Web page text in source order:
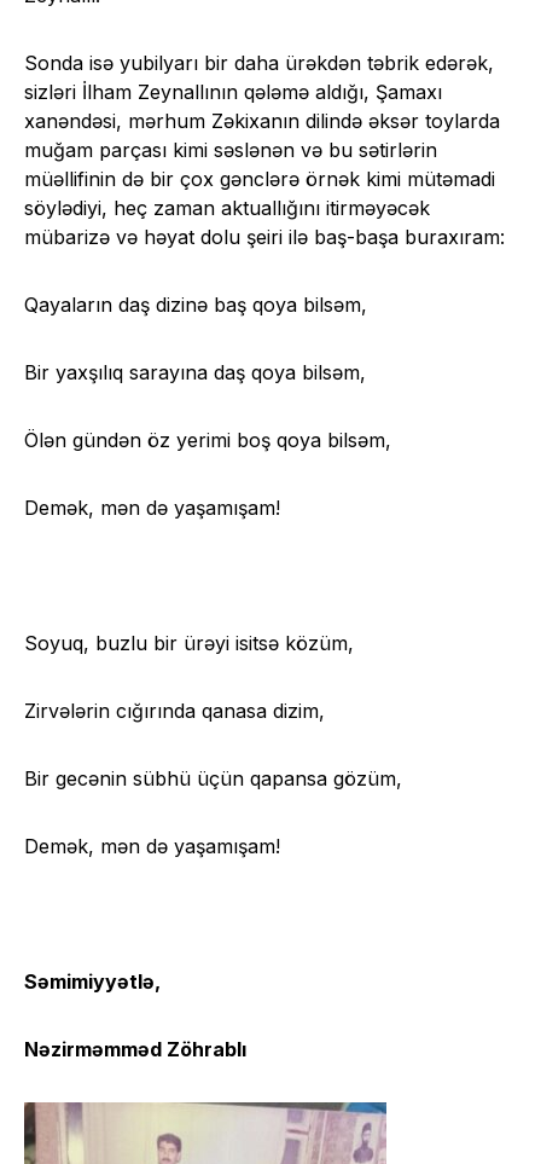
Sonda isə yubilyarı bir daha ürəkdən təbrik edərək,
sizləri İlham Zeynallının qələmə aldığı, Şamaxı
xanəndəsi, mərhum Zəkixanın dilində əksər toylarda
muğam parçası kimi səslənən və bu sətirlərin
müəllifinin də bir çox gənclərə örnək kimi mütəmadi
söylədiyi, heç zaman aktuallığını itirməyəcək
mübarizə və həyat dolu şeiri ilə baş-başa buraxıram:
Qayaların daş dizinə baş qoya bilsəm,
Bir yaxşılıq sarayına daş qoya bilsəm,
Ölən gündən öz yerimi boş qoya bilsəm,
Demək, mən də yaşamışam!
Soyuq, buzlu bir ürəyi isitsə közüm,
Zirvələrin cığırında qanasa dizim,
Bir gecənin sübhü üçün qapansa gözüm,
Demək, mən də yaşamışam!
Səmimiyyətlə,
Nəzirməmməd Zöhrablı